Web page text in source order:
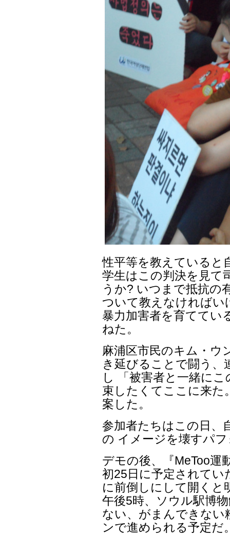
性平等を教えていると
学生はこの判決を見て
うか? いつまで抵抗の
ついて教えなければい
暴力加害者を育ててい
ねた。
麻浦区市民のキム・ウ
き延びることで闘う
し 「被害者と一緒に
束したくてここに来た
案した。
参加者たちはこの日、
の イメージを壊すパ
デモの後、『MeToo運
初25日に予定されてい
に前倒しにして開くと
午後5時、ソウル駅博
ない、がまんできない
ンで進められる予定だ